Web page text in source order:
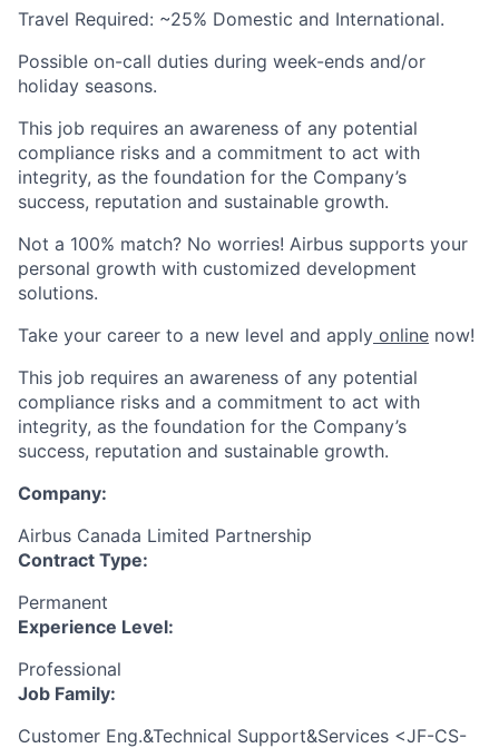
Travel Required: ~25% Domestic and International.
Possible on-call duties during week-ends and/or
holiday seasons.
This job requires an awareness of any potential
compliance risks and a commitment to act with
integrity, as the foundation for the Company’s
success, reputation and sustainable growth.
Not a 100% match? No worries! Airbus supports your
personal growth with customized development
solutions.
Take your career to a new level and apply online now!
This job requires an awareness of any potential
compliance risks and a commitment to act with
integrity, as the foundation for the Company’s
success, reputation and sustainable growth.
Company:
Airbus Canada Limited Partnership
Contract Type:
Permanent
Experience Level:
Professional
Job Family:
Customer Eng.&Technical Support&Services <JF-CS-